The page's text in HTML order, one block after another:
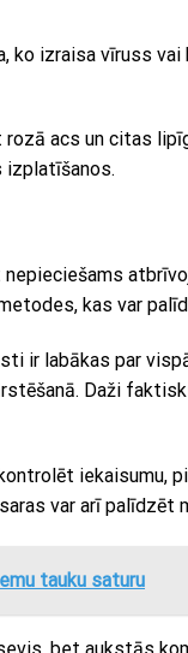
izraisa vīruss vai
acs un citas
izplatīšanos.
kas var
ir labākas par
Daži
iekaisumu,
var arī palīdzēt
tauku saturu
bet aukstās